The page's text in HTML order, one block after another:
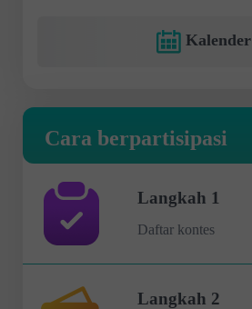
Kalender
Cara berpartisipasi
Langkah 1
Daftar kontes
Langkah 2